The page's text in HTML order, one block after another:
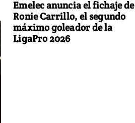
Emelec anuncia el fichaje de
Ronie Carrillo, el segundo
máximo goleador de la
LigaPro 2026